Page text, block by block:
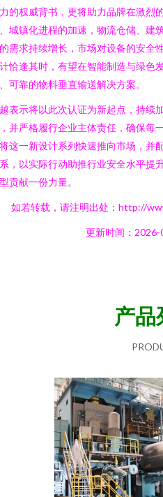
的权威背书，更将助力品牌在激烈
城镇化进程的加速，物流仓储、建
需求持续增长，市场对设备的安全
恰逢其时，有望在智能制造与绿色
可靠的物料垂直输送解决方案。
表示将以此次认证为新起点，持续
并严格履行企业主体责任，确保每
这一新设计系列快速推向市场，并
，以实际行动助推行业安全水平提
贡献一份力量。
如若转载，请注明出处：http://
更新时间：
产品